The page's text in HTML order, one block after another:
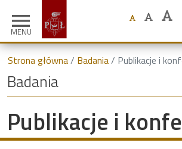
menu
MENU
Strona główna Badania Publikacje i
Badania
Publikacje i